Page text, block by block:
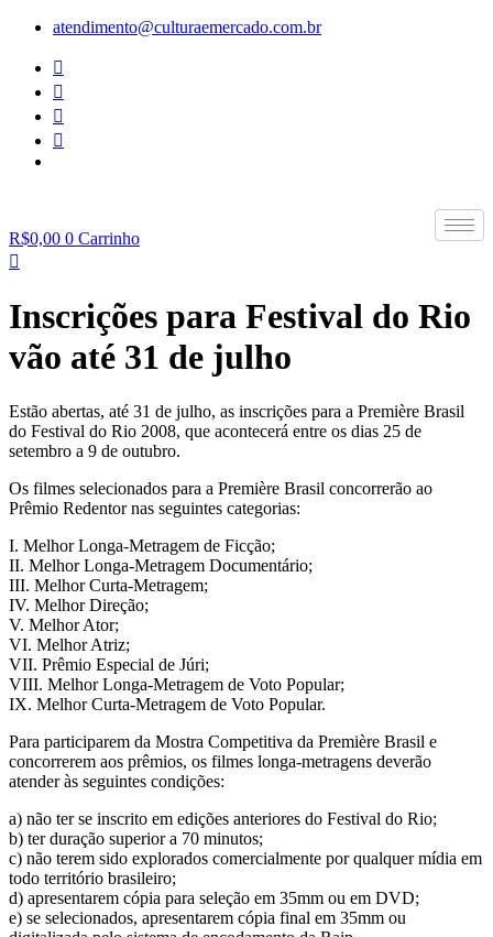
conteúdo
atendimento@culturaemercado.com.br
R$0,00 0 Carrinho
Inscrições para Festival do Rio
vão até 31 de julho
Estão abertas, até 31 de julho, as inscrições para a Première Brasil
do Festival do Rio 2008, que acontecerá entre os dias 25 de
setembro a 9 de outubro.
Os filmes selecionados para a Première Brasil concorrerão ao
Prêmio Redentor nas seguintes categorias:
I. Melhor Longa-Metragem de Ficção;
II. Melhor Longa-Metragem Documentário;
III. Melhor Curta-Metragem;
IV. Melhor Direção;
V. Melhor Ator;
VI. Melhor Atriz;
VII. Prêmio Especial de Júri;
VIII. Melhor Longa-Metragem de Voto Popular;
IX. Melhor Curta-Metragem de Voto Popular.
Para participarem da Mostra Competitiva da Première Brasil e
concorrerem aos prêmios, os filmes longa-metragens deverão
atender às seguintes condições:
a) não ter se inscrito em edições anteriores do Festival do Rio;
b) ter duração superior a 70 minutos;
c) não terem sido explorados comercialmente por qualquer mídia em
todo território brasileiro;
d) apresentarem cópia para seleção em 35mm ou em DVD;
e) se selecionados, apresentarem cópia final em 35mm ou